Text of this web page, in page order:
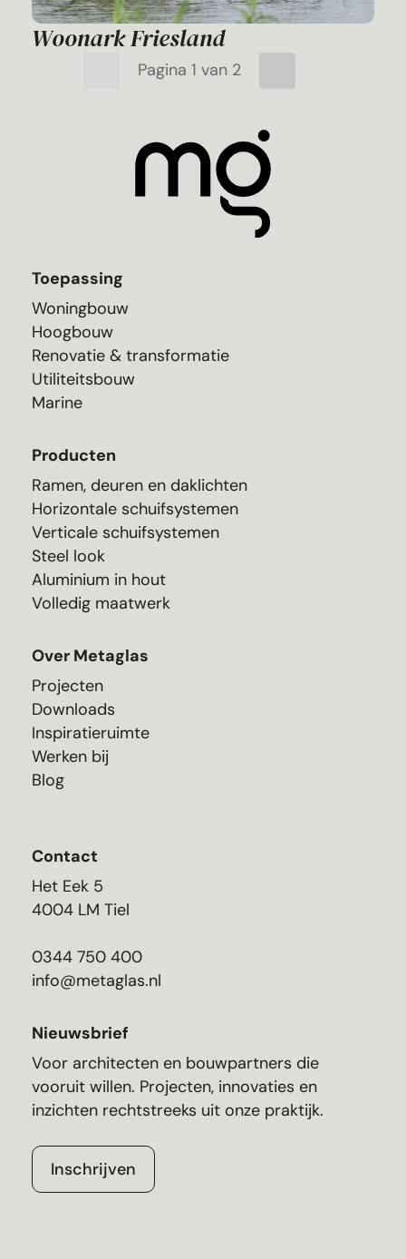
Woonark Friesland
Pagina 1 van 2
Toepassing
Woningbouw
Hoogbouw
Renovatie & transformatie
Utiliteitsbouw
Marine
Producten
Ramen, deuren en daklichten
Horizontale schuifsystemen
Verticale schuifsystemen
Steel look
Aluminium in hout
Volledig maatwerk
Over Metaglas
Projecten
Downloads
Inspiratieruimte
Werken bij
Blog
Contact
Het Eek 5
4004 LM Tiel
0344 750 400
info@metaglas.nl
Nieuwsbrief
Voor architecten en bouwpartners die
vooruit willen. Projecten, innovaties en
inzichten rechtstreeks uit onze praktijk.
Inschrijven